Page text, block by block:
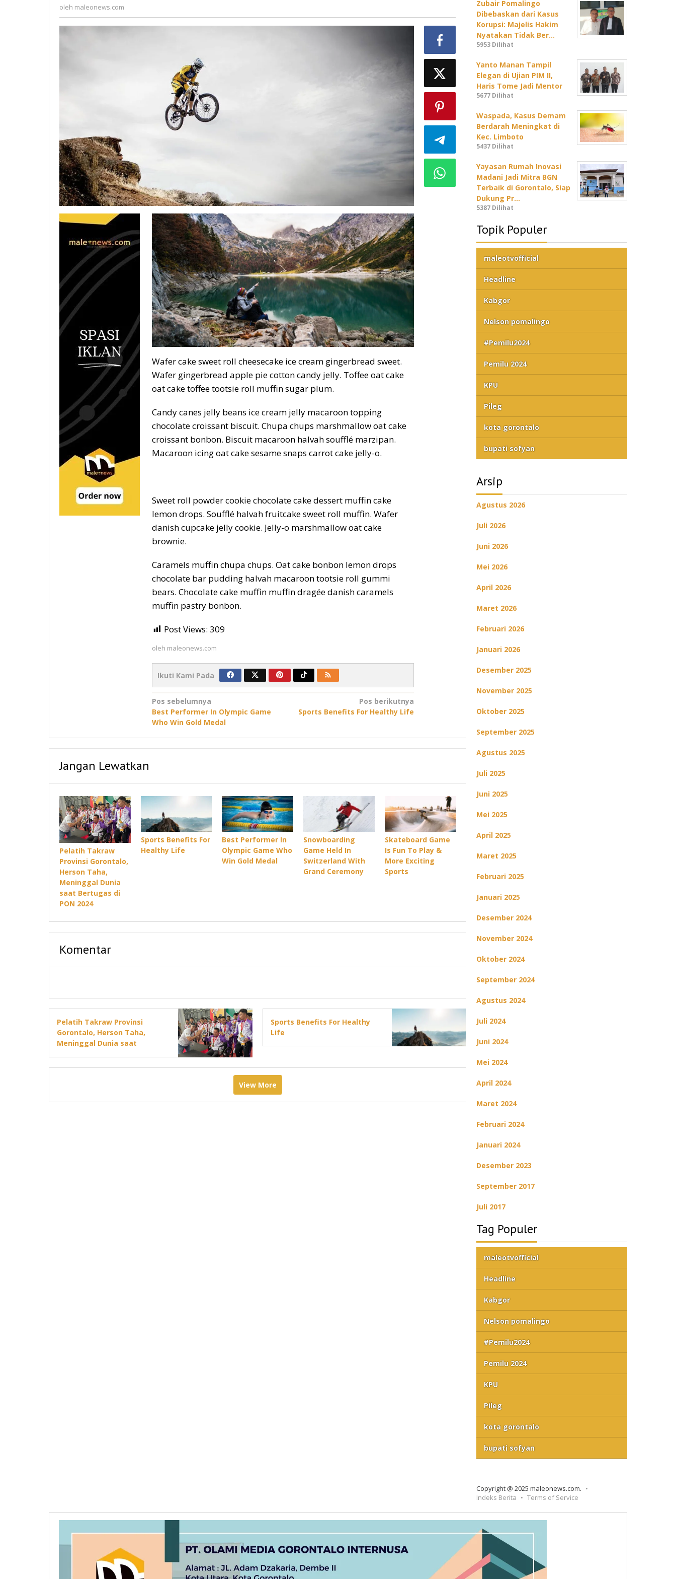
oleh maleonews.com
Wafer cake sweet roll cheesecake ice cream gingerbread sweet.
Wafer gingerbread apple pie cotton candy jelly. Toffee oat cake
oat cake toffee tootsie roll muffin sugar plum.
Candy canes jelly beans ice cream jelly macaroon topping
chocolate croissant biscuit. Chupa chups marshmallow oat cake
croissant bonbon. Biscuit macaroon halvah soufflé marzipan.
Macaroon icing oat cake sesame snaps carrot cake jelly-o.
Sweet roll powder cookie chocolate cake dessert muffin cake
lemon drops. Soufflé halvah fruitcake sweet roll muffin. Wafer
danish cupcake jelly cookie. Jelly-o marshmallow oat cake
brownie.
Caramels muffin chupa chups. Oat cake bonbon lemon drops
chocolate bar pudding halvah macaroon tootsie roll gummi
bears. Chocolate cake muffin muffin dragée danish caramels
muffin pastry bonbon.
Post Views: 309
oleh maleonews.com
Ikuti Kami Pada
Navigasi
pos
Pos sebelumnya
Best Performer In Olympic Game
Who Win Gold Medal
Pos berikutnya
Sports Benefits For Healthy Life
Jangan Lewatkan
Pelatih Takraw
Provinsi Gorontalo,
Herson Taha,
Meninggal Dunia
saat Bertugas di
PON 2024
Sports Benefits For
Healthy Life
Best Performer In
Olympic Game Who
Win Gold Medal
Snowboarding
Game Held In
Switzerland With
Grand Ceremony
Skateboard Game
Is Fun To Play &
More Exciting
Sports
Komentar
Pelatih Takraw Provinsi
Gorontalo, Herson Taha,
Meninggal Dunia saat
Sports Benefits For Healthy
Life
View More
Zubair Pomalingo
Dibebaskan dari Kasus
Korupsi: Majelis Hakim
Nyatakan Tidak Ber…
5953 Dilihat
Yanto Manan Tampil
Elegan di Ujian PIM II,
Haris Tome Jadi Mentor
5677 Dilihat
Waspada, Kasus Demam
Berdarah Meningkat di
Kec. Limboto
5437 Dilihat
Yayasan Rumah Inovasi
Madani Jadi Mitra BGN
Terbaik di Gorontalo, Siap
Dukung Pr…
5387 Dilihat
Topik Populer
maleotvofficial
Headline
Kabgor
Nelson pomalingo
#Pemilu2024
Pemilu 2024
KPU
Pileg
kota gorontalo
bupati sofyan
Arsip
Agustus 2026
Juli 2026
Juni 2026
Mei 2026
April 2026
Maret 2026
Februari 2026
Januari 2026
Desember 2025
November 2025
Oktober 2025
September 2025
Agustus 2025
Juli 2025
Juni 2025
Mei 2025
April 2025
Maret 2025
Februari 2025
Januari 2025
Desember 2024
November 2024
Oktober 2024
September 2024
Agustus 2024
Juli 2024
Juni 2024
Mei 2024
April 2024
Maret 2024
Februari 2024
Januari 2024
Desember 2023
September 2017
Juli 2017
Tag Populer
maleotvofficial
Headline
Kabgor
Nelson pomalingo
#Pemilu2024
Pemilu 2024
KPU
Pileg
kota gorontalo
bupati sofyan
Copyright @ 2025 maleonews.com.
Indeks Berita
Terms of Service